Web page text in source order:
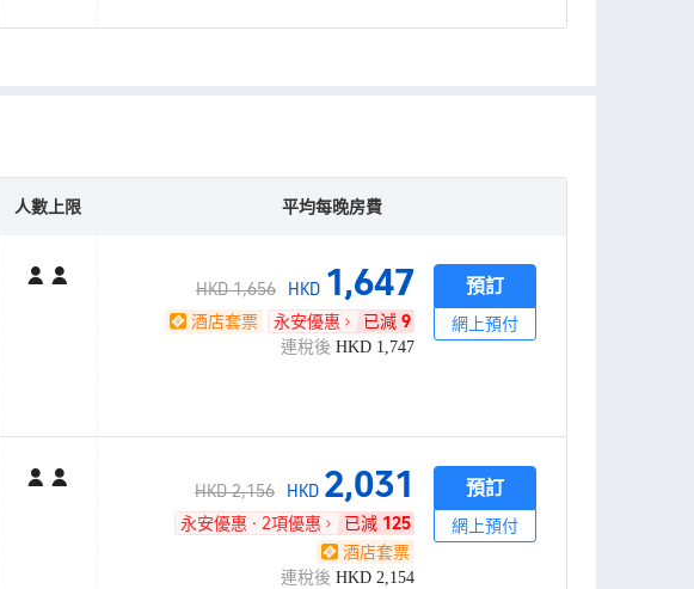
人數上限 平均每晚房費
HKD 1,656 HKD 1,647
酒店套票 永安優惠 已減 9
連稅後 HKD 1,747
預訂
網上預付
HKD 2,156 HKD 2,031
酒店套票
永安優惠 · 2項優惠 已減 125
連稅後 HKD 2,154
預訂
網上預付